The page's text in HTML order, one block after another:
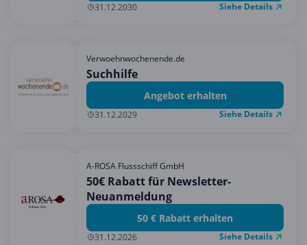
31.12.2030 Siehe Details
Verwoehnwochenende.de
Suchhilfe
Angebot erhalten
31.12.2029 Siehe Details
A-ROSA Flussschiff GmbH
50€ Rabatt für Newsletter-
Neuanmeldung
50 € Rabatt erhalten
31.12.2026 Siehe Details